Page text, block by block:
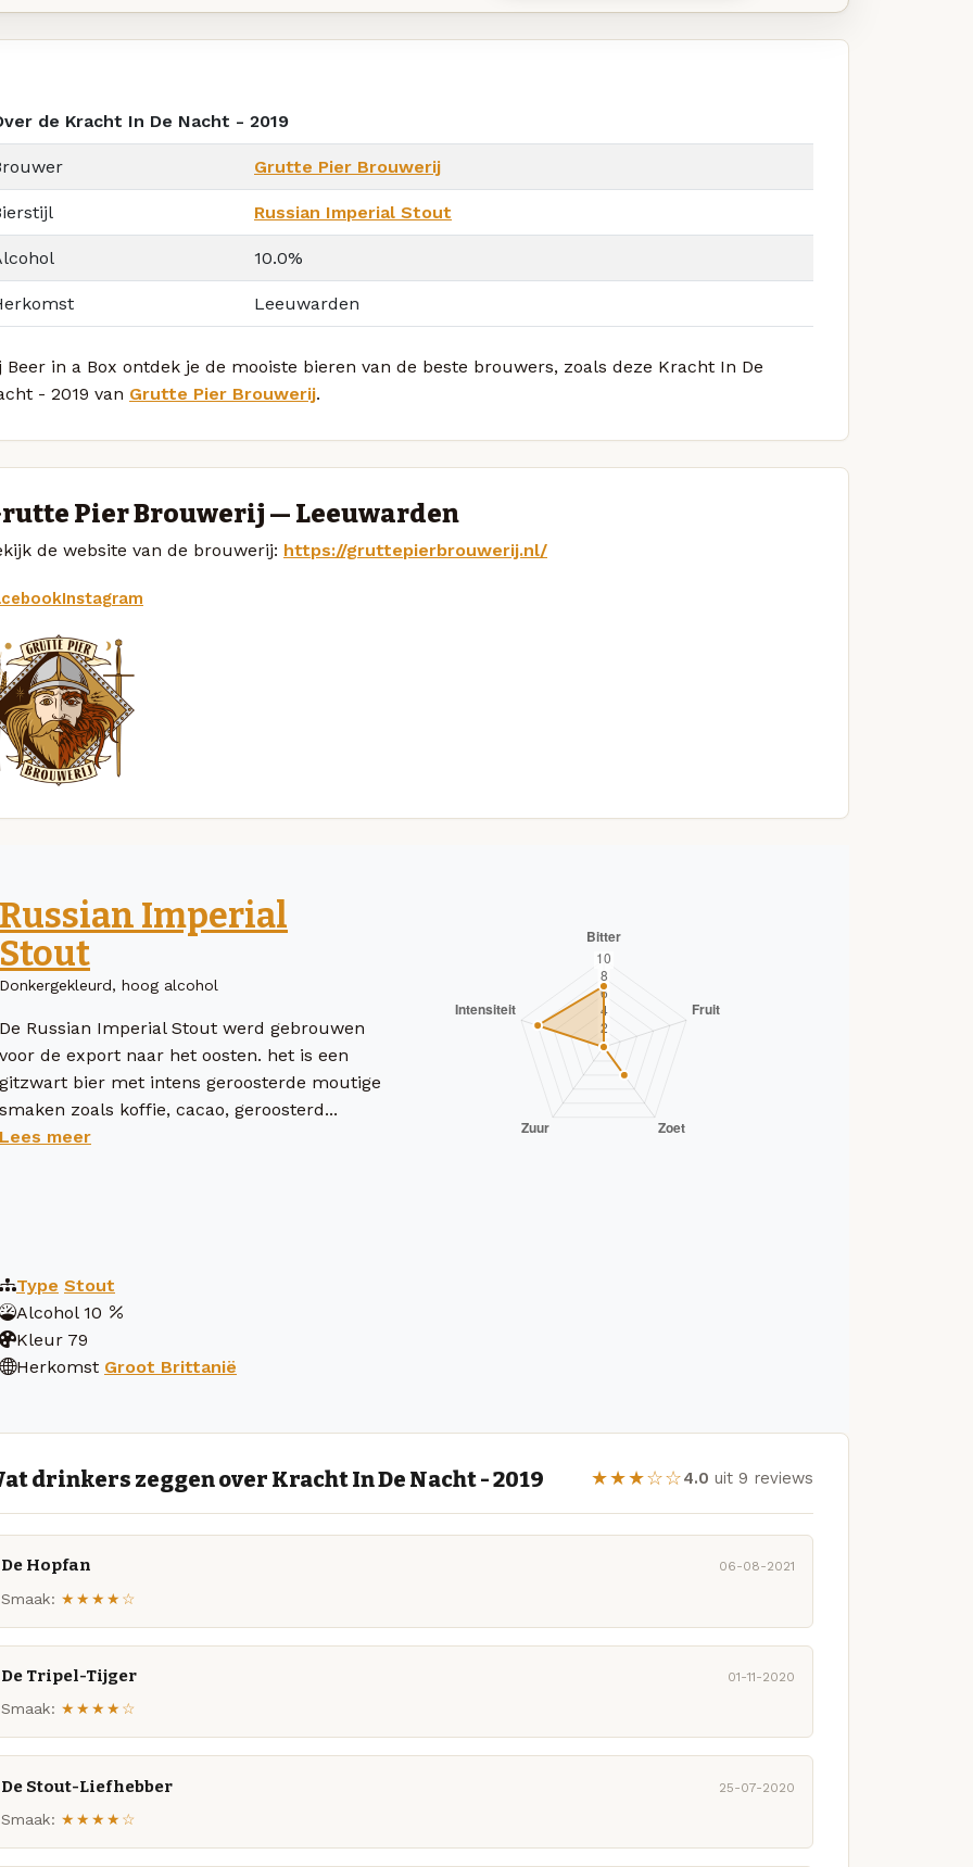
de Kracht In De Nacht - 2019
Grutte Pier Brouwerij
Russian Imperial Stout
10.0%
Leeuwarden
Beer in a Box ontdek je de mooiste bieren van de beste brouwers, zoals deze Kracht In De
- 2019 van Grutte Pier Brouwerij.
Pier Brouwerij — Leeuwarden
de website van de brouwerij: https://gruttepierbrouwerij.nl/
Instagram
Russian Imperial
Stout
Donkergekleurd, hoog alcohol
De Russian Imperial Stout werd gebrouwen
voor de export naar het oosten. het is een
gitzwart bier met intens geroosterde moutige
smaken zoals koffie, cacao, geroosterd...
Lees meer
Type Stout
Alcohol 10
Kleur 79
Herkomst Groot Brittanië
drinkers zeggen over Kracht In De Nacht - 2019 ★★★☆☆4.0 uit 9 reviews
De Hopfan 06-08-2021
Smaak: ★★★★☆
De Tripel-Tijger 01-11-2020
Smaak: ★★★★☆
De Stout-Liefhebber 25-07-2020
Smaak: ★★★★☆